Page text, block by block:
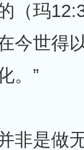
（玛
今世得
。”
非是做